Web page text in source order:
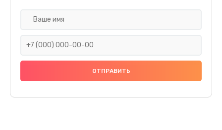
Замена праймера
1000 руб.